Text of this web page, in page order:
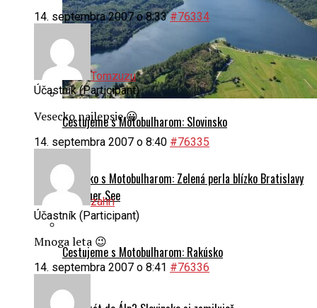
Cestujeme s Motobulharom: Slovinsko
Rakúsko s Motobulharom: Zelená perla blízko Bratislavy
– Grüner See
Cestujeme s Motobulharom: Rakúsko
14. septembra 2007 o 8:33 #76334
Tomzuzu
Účastník (Participant)
Vesecko najlepsie 😀
14. septembra 2007 o 8:40 #76335
zahri
Účastník (Participant)
Mnoga leta 😉
14. septembra 2007 o 8:41 #76336